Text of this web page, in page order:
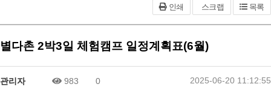
인쇄 스크랩 목록
별다촌 2박3일 체험캠프 일정계획표(6월)
관리자 983 0 2025-06-20 11:12:55